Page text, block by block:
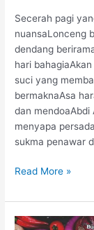
Secerah pagi
nuansaLonceng
dendang
hari
suci yang
bermaknaAsa
dan mendoaAbdi
menyapa
sukma penawar
Read More »
24